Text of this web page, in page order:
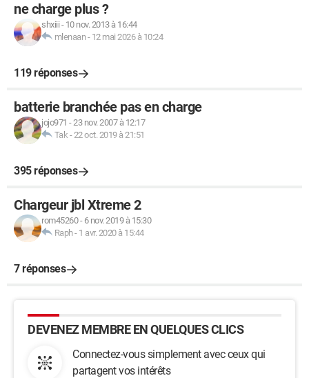
ne charge plus ?
shxiii - 10 nov. 2013 à 16:44
mlenaan- 12 mai 2026 à 10:24
119 réponses
batterie branchée pas en charge
jojo971 -23 nov. 2007 à 12:17
Tak -22 oct. 2019 à 21:51
395 réponses
Chargeur jbl Xtreme 2
rom45260- 6 nov. 2019 à 15:30
Raph- 1 avr. 2020 à 15:44
7 réponses
DEVENEZ MEMBRE EN QUELQUES CLICS
Connectez-vous simplement avec ceux qui
partagent vos intérêts